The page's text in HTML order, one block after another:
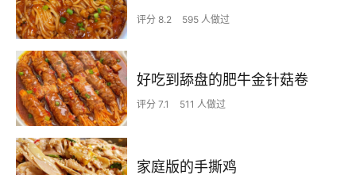
评分 8.2 595 人做过
好吃到舔盘的肥牛金针菇卷
评分 7.1 511 人做过
家庭版的手撕鸡